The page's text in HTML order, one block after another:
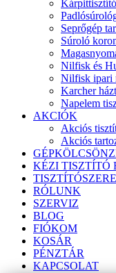
Seprőgép
Súroló
Nilfisk és
Nilfisk ipari
Karcher
Napelem
AKCIÓK
Akciós
Akciós
KÉZI TISZTÍTÓ
RÓLUNK
SZERVIZ
BLOG
FIÓKOM
KOSÁR
PÉNZTÁR
KAPCSOLAT